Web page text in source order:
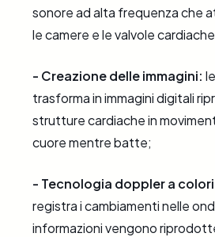
sonore ad alta frequenza che
le camere e le valvole
- Creazione delle immagini:
trasforma in immagini digitali
strutture cardiache in
cuore mentre batte;
- Tecnologia doppler a
registra i cambiamenti nelle
informazioni vengono